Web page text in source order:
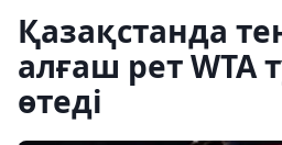
Қазақстанда
алғаш рет WTA
өтеді